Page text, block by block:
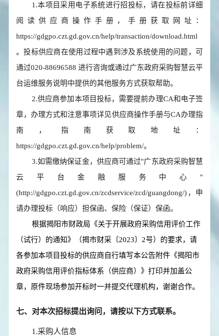
1.本项目采用电子系统进行招投标，请在投标前详细
阅读供应商操作手册，手册获取网址：
https://gdgpo.czt.gd.gov.cn/help/transaction/download.html
。投标供应商在使用过程中遇到涉及系统使用的问题，可
通过020-88696588 进行咨询或通过广东政府采购智慧云平
台运维服务说明中提供的其他服务方式获取帮助。
2.供应商参加本项目投标，需要提前办理CA和电子签
章，办理方式和注意事项详见供应商操作手册与CA办理指
南，指南获取地址：
https://gdgpo.czt.gd.gov.cn/help/problem/。
3.如需缴纳保证金，供应商可通过"广东政府采购智慧
云平台金融服务中心"
(http://gdgpo.czt.gd.gov.cn/zcdservice/zcd/guangdong/)，申
请办理投标（响应）担保函、保险（保证）保函。
根据揭阳市财政局《关于开展政府采购信用评价工作
（试行）的通知》（揭市财采〔2023〕2号）的要求，请
各参加本项目投标的供应商自行填写本公告附件《揭阳市
政府采购信用评价指标体系（供应商）》打印并加盖公
章，原件现场参加开标时一并提交代理机构，谢谢合作。
七、对本次招标提出询问，请按以下方式联系。
1.采购人信息